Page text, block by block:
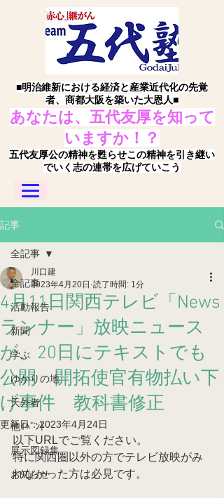
■明治維新における経済と産業近代化の先覚
者、商都大阪を築いた大恩人■
あなたは、五代友厚を知って
いますか！？
五代友厚公の精神を甦らせこの精神を引き継い
でいく志の連帯を広げていこう
記事
全記事
活動報告
新聞
学ぶ
ゆかりの地
天外者
他ｲﾍﾞﾝﾄ
展示図録集
お知らせ
全記事
4月11日関西テレビ「News
ランナー」放映ニュース
が、20日にテキストでも
公開 開拓使官有物払い下
げ事件 教科書修正
川口建
2023年4月20日 読了時間: 1分
更新日：2023年4月24日
以下URLでご覧ください。
特に関西圏以外の方でテレビ放映がみ
れなかった方は必見です。